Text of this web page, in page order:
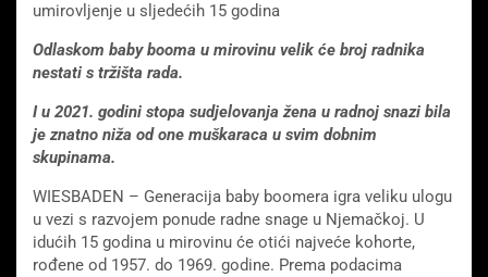
umirovljenje u sljedećih 15 godina
Odlaskom baby booma u mirovinu velik će broj radnika
nestati s tržišta rada.
I u 2021. godini stopa sudjelovanja žena u radnoj snazi ​​bila
je znatno niža od one muškaraca u svim dobnim
skupinama.
WIESBADEN – Generacija baby boomera igra veliku ulogu
u vezi s razvojem ponude radne snage u Njemačkoj. U
idućih 15 godina u mirovinu će otići najveće kohorte,
rođene od 1957. do 1969. godine. Prema podacima